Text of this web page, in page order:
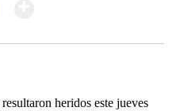
heridos este jueves